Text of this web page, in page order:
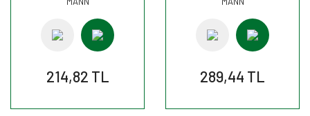
214,82 TL 289,44 TL